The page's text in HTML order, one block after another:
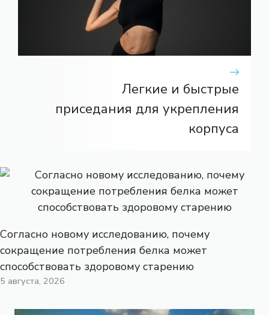
Легкие и быстрые
приседания для укрепления
корпуса
Согласно новому исследованию, почему
сокращение потребления белка может
способствовать здоровому старению
5 августа, 2026